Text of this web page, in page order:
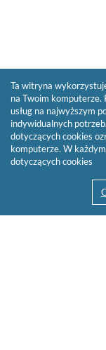
Ta witryna
na Twoim komputerze.
usług na najwyższym
indywidualnych
dotyczących cookies
komputerze. W
dotyczących cookies